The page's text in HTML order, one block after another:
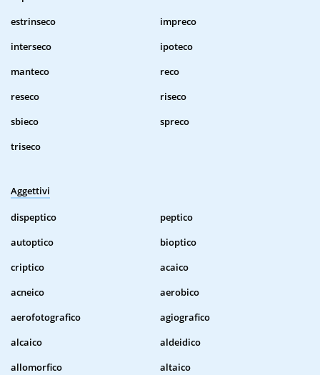
estrinseco
impreco
interseco
ipoteco
manteco
reco
reseco
riseco
sbieco
spreco
triseco
Aggettivi
dispeptico
peptico
autoptico
bioptico
criptico
acaico
acneico
aerobico
aerofotografico
agiografico
alcaico
aldeidico
allomorfico
altaico